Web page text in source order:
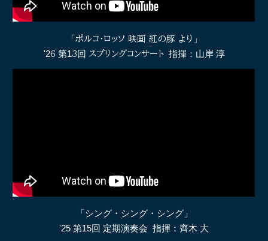
「ポルコ・ロッソ 映画 紅の豚 より 」
'26 第13回 スプリングコンサート指揮：山岸 淳
「シング・シング・シング」
'25 第15回 定期演奏会 指揮：齊木 大